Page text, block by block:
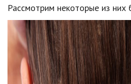
Красота и здоровье
Hi-Tech. Интернет
Авто, мото
Дом и сад
Рассмотрим некоторые из них